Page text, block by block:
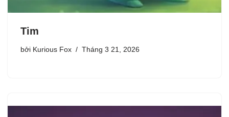
Tim
bởi Kurious Fox Tháng 3 21, 2026